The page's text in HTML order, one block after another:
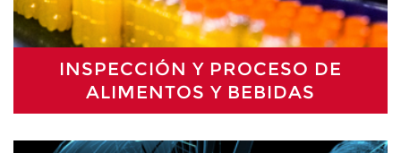
INSPECCIÓN Y PROCESO DE
ALIMENTOS Y BEBIDAS